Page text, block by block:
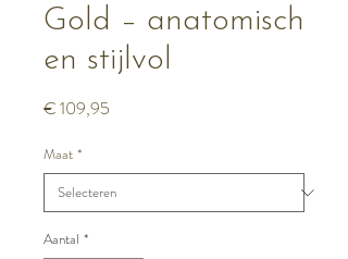
Gold – anatomisch
en stijlvol
€ 109,95
Maat *
Aantal *